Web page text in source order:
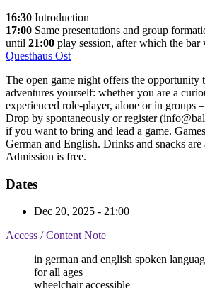
16:30 Introduction
17:00 Same presentations and group
until 21:00 play session, after which the
Questhaus Ost
The open game night offers the opportunity
adventures yourself: whether you are a
experienced role-player, alone or in groups
Drop by spontaneously or register
if you want to bring and lead a game.
German and English. Drinks and snacks are
Admission is free.
Dates
Dec 20, 2025 - 21:00
Access / Content Note
in german and english spoken
for all ages
wheelchair accessible